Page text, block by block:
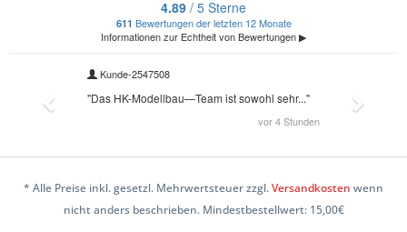
* Alle Preise inkl. gesetzl. Mehrwertsteuer zzgl.Versandkosten wenn
nicht anders beschrieben. Mindestbestellwert: 15,00€